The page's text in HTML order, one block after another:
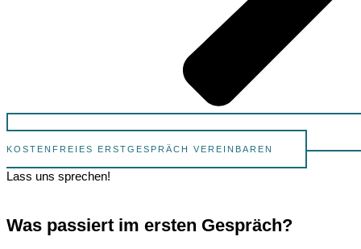
KOSTENFREIES ERSTGESPRÄCH VEREINBAREN
Lass uns sprechen!
Was passiert im ersten Gespräch?